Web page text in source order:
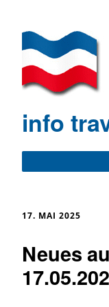
info
17. MAI 2025
Neues